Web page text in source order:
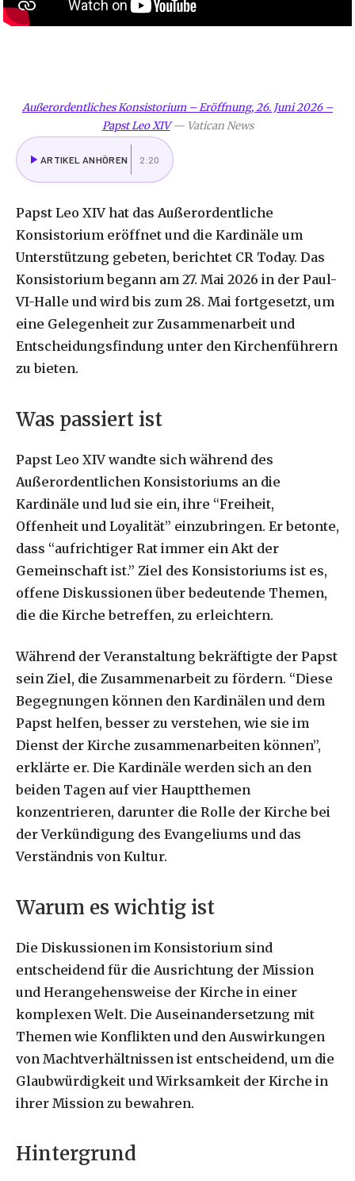
Außerordentliches Konsistorium – Eröffnung, 26. Juni 2026 –
Papst Leo XIV— Vatican News
ARTIKEL ANHÖREN 2:20
Papst Leo XIV hat das Außerordentliche
Konsistorium eröffnet und die Kardinäle um
Unterstützung gebeten, berichtet CR Today. Das
Konsistorium begann am 27. Mai 2026 in der Paul-
VI-Halle und wird bis zum 28. Mai fortgesetzt, um
eine Gelegenheit zur Zusammenarbeit und
Entscheidungsfindung unter den Kirchenführern
zu bieten.
Was passiert ist
Papst Leo XIV wandte sich während des
Außerordentlichen Konsistoriums an die
Kardinäle und lud sie ein, ihre “Freiheit,
Offenheit und Loyalität” einzubringen. Er betonte,
dass “aufrichtiger Rat immer ein Akt der
Gemeinschaft ist.” Ziel des Konsistoriums ist es,
offene Diskussionen über bedeutende Themen,
die die Kirche betreffen, zu erleichtern.
Während der Veranstaltung bekräftigte der Papst
sein Ziel, die Zusammenarbeit zu fördern. “Diese
Begegnungen können den Kardinälen und dem
Papst helfen, besser zu verstehen, wie sie im
Dienst der Kirche zusammenarbeiten können”,
erklärte er. Die Kardinäle werden sich an den
beiden Tagen auf vier Hauptthemen
konzentrieren, darunter die Rolle der Kirche bei
der Verkündigung des Evangeliums und das
Verständnis von Kultur.
Warum es wichtig ist
Die Diskussionen im Konsistorium sind
entscheidend für die Ausrichtung der Mission
und Herangehensweise der Kirche in einer
komplexen Welt. Die Auseinandersetzung mit
Themen wie Konflikten und den Auswirkungen
von Machtverhältnissen ist entscheidend, um die
Glaubwürdigkeit und Wirksamkeit der Kirche in
ihrer Mission zu bewahren.
Hintergrund